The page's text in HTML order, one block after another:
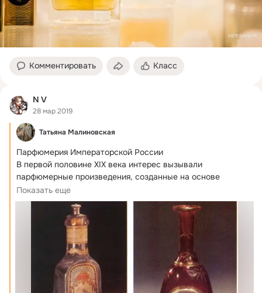
Комментировать Класс
N V
28 мар 2019
Татьяна Малиновская
Парфюмерия Императорской России
В первой половине XIX века интерес вызывали
парфюмерные произведения, созданные на основе
цветочных...
Показать еще